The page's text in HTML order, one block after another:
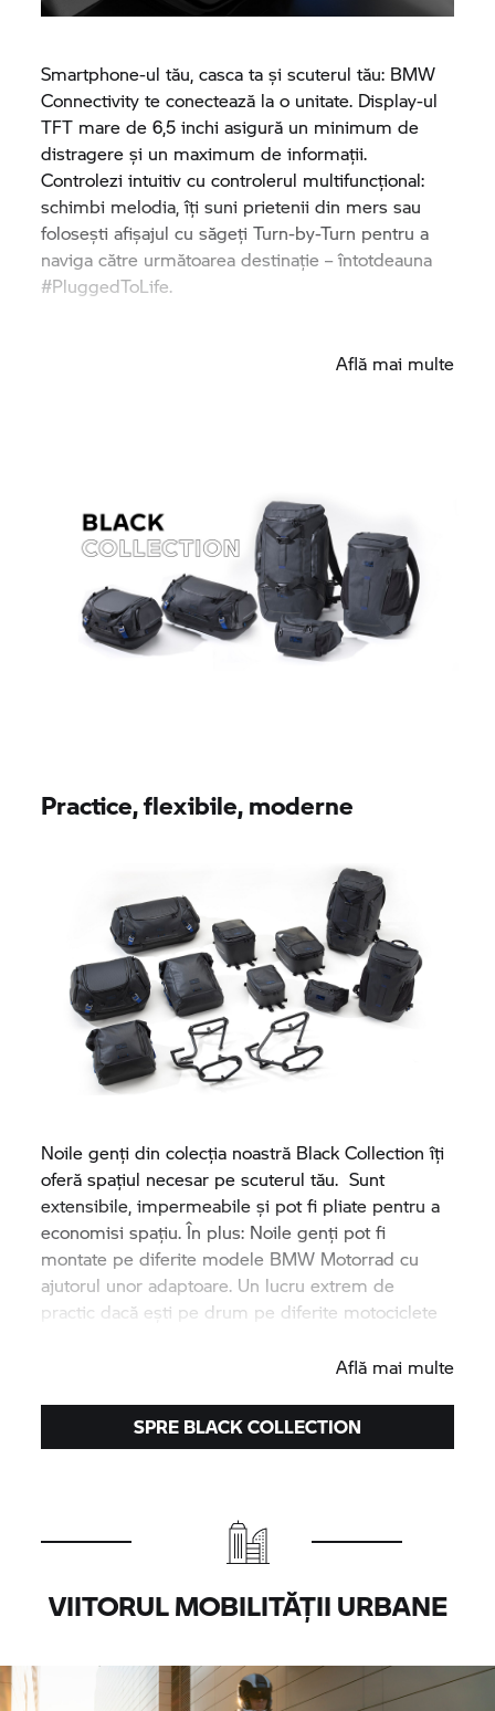
Smartphone-ul tău, casca ta și scuterul tău: BMW
Connectivity te conectează la o unitate. Display-ul
TFT mare de 6,5 inchi asigură un minimum de
distragere și un maximum de informații.
Controlezi intuitiv cu controlerul multifuncțional:
schimbi melodia, îți suni prietenii din mers sau
folosești afișajul cu săgeți Turn-by-Turn pentru a
naviga către următoarea destinație – întotdeauna
#PluggedToLife.
Află mai multe
Practice, flexibile, moderne
Noile genți din colecția noastră Black Collection îți
oferă spațiul necesar pe scuterul tău. Sunt
extensibile, impermeabile și pot fi pliate pentru a
economisi spațiu. În plus: Noile genți pot fi
montate pe diferite modele BMW Motorrad cu
ajutorul unor adaptoare. Un lucru extrem de
practic dacă ești pe drum pe diferite motociclete
Află mai multe
SPRE BLACK COLLECTION
VIITORUL MOBILITĂȚII URBANE